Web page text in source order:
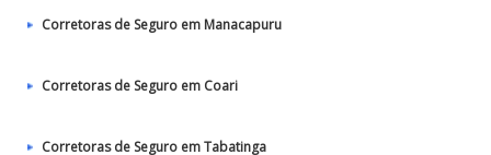
Corretoras de Seguro em Manacapuru
Corretoras de Seguro em Coari
Corretoras de Seguro em Tabatinga